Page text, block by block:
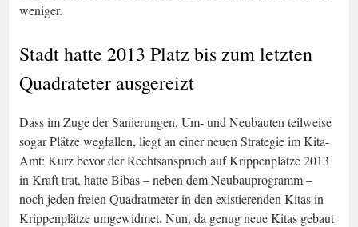
weniger.
Stadt hatte 2013 Platz bis zum letzten
Quadrateter ausgereizt
Dass im Zuge der Sanierungen, Um- und Neubauten teilweise
sogar Plätze wegfallen, liegt an einer neuen Strategie im Kita-
Amt: Kurz bevor der Rechtsanspruch auf Krippenplätze 2013
in Kraft trat, hatte Bibas – neben dem Neubauprogramm –
noch jeden freien Quadratmeter in den existierenden Kitas in
Krippenplätze umgewidmet. Nun, da genug neue Kitas gebaut